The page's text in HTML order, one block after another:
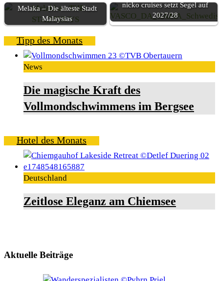
Melaka – Die älteste Stadt
Malaysias
nicko cruises setzt Segel auf
2027/28
Tipp des Monats
News
Die magische Kraft des
Vollmondschwimmens im Bergsee
Hotel des Monats
Deutschland
Zeitlose Eleganz am Chiemsee
Aktuelle Beiträge